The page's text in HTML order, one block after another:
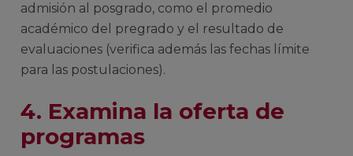
admisión al posgrado, como el promedio
académico del pregrado y el resultado de
evaluaciones (verifica además las fechas límite
para las postulaciones).
4. Examina la oferta de
programas